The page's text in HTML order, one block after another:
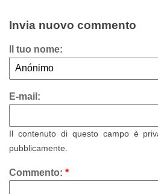
Invia nuovo commento
Il tuo nome:
E-mail:
Il contenuto di questo campo è
pubblicamente.
Commento: *